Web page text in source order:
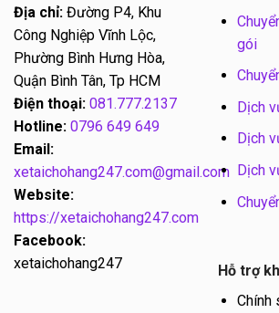
Địa chỉ: Đường P4, Khu
Công Nghiệp Vĩnh Lộc,
Phường Bình Hưng Hòa,
Quận Bình Tân, Tp HCM
Điện thoại: 081.777.2137
Hotline: 0796 649 649
Email:
xetaichohang247.com@gmail.com
Website:
https://xetaichohang247.com
Facebook:
xetaichohang247
gói
Dịch
Dịch
Dịch
Hỗ trợ
Chính